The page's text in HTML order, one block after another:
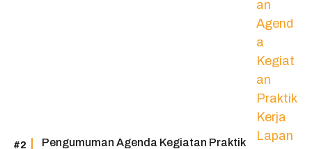
Pengumuman Agenda Kegiatan Praktik